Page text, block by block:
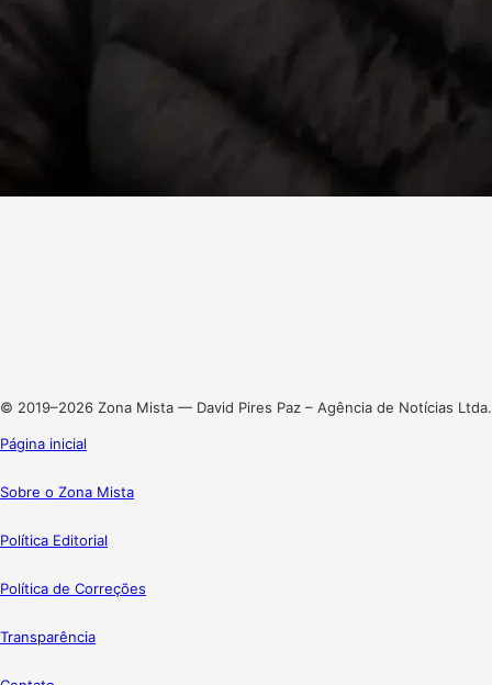
© 2019–2026 Zona Mista — David Pires Paz – Agência de Notícias Ltda.
Página inicial
Sobre o Zona Mista
Política Editorial
Política de Correções
Transparência